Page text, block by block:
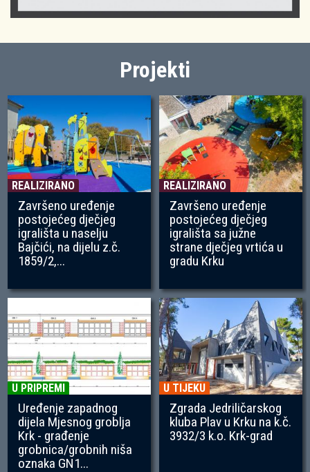
Projekti
REALIZIRANO
Završeno uređenje
postojećeg dječjeg
igrališta u naselju
Bajčići, na dijelu z.č.
1859/2,...
REALIZIRANO
Završeno uređenje
postojećeg dječjeg
igrališta sa južne
strane dječjeg vrtića u
gradu Krku
U PRIPREMI
Uređenje zapadnog
dijela Mjesnog groblja
Krk - građenje
grobnica/grobnih niša
oznaka GN1...
U TIJEKU
Zgrada Jedriličarskog
kluba Plav u Krku na k.č.
3932/3 k.o. Krk-grad